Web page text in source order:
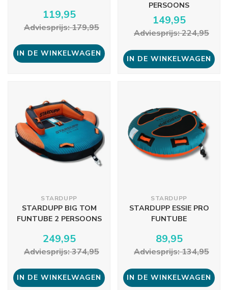
119,95
Adviesprijs: 179,95
IN DE WINKELWAGEN
PERSOONS
149,95
Adviesprijs: 224,95
IN DE WINKELWAGEN
STARDUPP
STARDUPP BIG TOM
FUNTUBE 2 PERSOONS
249,95
Adviesprijs: 374,95
IN DE WINKELWAGEN
STARDUPP
STARDUPP ESSIE PRO
FUNTUBE
89,95
Adviesprijs: 134,95
IN DE WINKELWAGEN